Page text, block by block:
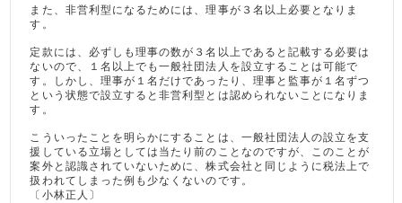
また、非営利型になるためには、理事が３名以上必要となりま
す。
定款には、必ずしも理事の数が３名以上であると記載する必要は
ないので、１名以上でも一般社団法人を設立することは可能で
す。しかし、理事が１名だけであったり、理事と監事が１名ずつ
という状態で設立すると非営利型とは認められないことになりま
す。
こういったことを明らかにすることは、一般社団法人の設立を支
援している立場としては当たり前のことなのですが、このことが
案外と認識されていないために、株式会社と同じように税法上で
扱われてしまった例も少なくないのです。
〔小林正人〕